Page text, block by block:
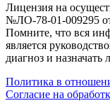
Лицензия на
№ЛО-78-01-009295
Помните, что вся
является
диагноз и назначать
Политика в
Согласие на